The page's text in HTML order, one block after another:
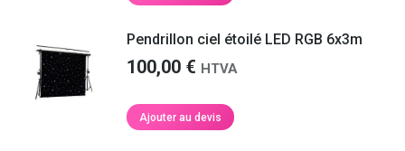
Pendrillon ciel étoilé LED RGB 6x3m
100,00 € HTVA
Ajouter au devis